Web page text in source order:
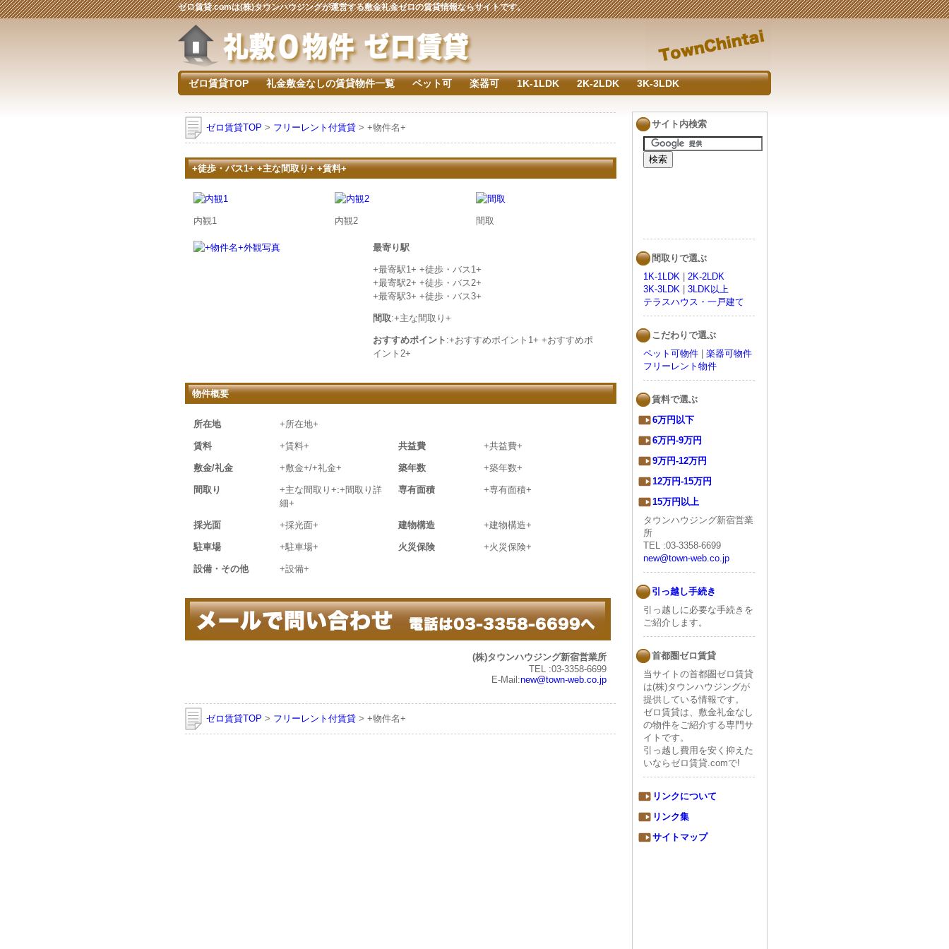
ゼロ賃貸.comは(株)タウンハウジングが運営する敷金礼金ゼロの賃貸情報ならサイトです。
ゼロ賃貸TOP 礼金敷金なしの賃貸物件一覧 ペット可 楽器可 1K-1LDK 2K-2LDK 3K-3LDK
ゼロ賃貸TOP > フリーレント付賃貸 > +物件名+
+徒歩・バス1+ +主な間取り+ +賃料+
内観1 内観2 間取
最寄り駅
+最寄駅1+ +徒歩・バス1+
+最寄駅2+ +徒歩・バス2+
+最寄駅3+ +徒歩・バス3+
間取:+主な間取り+
おすすめポイント :+おすすめポイント1+ +おすすめポ
イント2+
物件概要
所在地 +所在地+
賃料 +賃料+ 共益費 +共益費+
敷金/礼金 +敷金+/+礼金+ 築年数 +築年数+
間取り
+主な間取り+:+間取り詳
細+
専有面積 +専有面積+
採光面 +採光面+ 建物構造 +建物構造+
駐車場 +駐車場+ 火災保険 +火災保険+
設備・その他 +設備+
(株)タウンハウジング新宿営業所
TEL :03-3358-6699
E-Mail:new@town-web.co.jp
ゼロ賃貸TOP > フリーレント付賃貸 > +物件名+
サイト内検索
間取りで選ぶ
1K-1LDK
2K-2LDK
3K-3LDK
3LDK以上
テラスハウス・一戸建て
こだわりで選ぶ
ペット可物件
楽器可物件
フリーレント物件
賃料で選ぶ
6万円以下
6万円-9万円
9万円-12万円
12万円-15万円
15万円以上
タウンハウジング新宿営業
所
TEL :03-3358-6699
new@town-web.co.jp
引っ越し手続き
引っ越しに必要な手続きを
ご紹介します。
首都圏ゼロ賃貸
当サイトの首都圏ゼロ賃貸
は(株)タウンハウジングが
提供している情報です。
ゼロ賃貸は、敷金礼金なし
の物件をご紹介する専門サ
イトです。
引っ越し費用を安く抑えた
いならゼロ賃貸.comで!
リンクについて
リンク集
サイトマップ